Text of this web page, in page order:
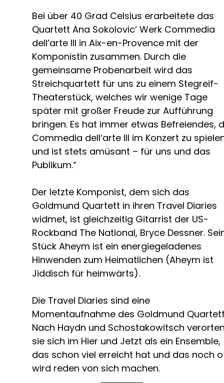
Bei über 40 Grad Celsius erarbeitete das
Quartett Ana Sokolovic‘ Werk Commedia
dell’arte III in Aix-en-Provence mit der
Komponistin zusammen. Durch die
gemeinsame Probenarbeit wird das
Streichquartett für uns zu einem Stegreif-
Theaterstück, welches wir wenige Tage
später mit großer Freude zur Aufführung
bringen. Es hat immer etwas Befreiendes,
Commedia dell‘arte III im Konzert zu
und ist stets amüsant – für uns und das
Publikum.“
Der letzte Komponist, dem sich das
Goldmund Quartett in ihren Travel Diaries
widmet, ist gleichzeitig Gitarrist der US-
Rockband The National, Bryce Dessner.
Stück Aheym ist ein energiegeladenes
Hinwenden zum Heimatlichen (Aheym ist
Jiddisch für heimwärts).
Die Travel Diaries sind eine
Momentaufnahme des Goldmund
Nach Haydn und Schostakowitsch
sie sich im Hier und Jetzt als ein Ensemble,
das schon viel erreicht hat und das noch
wird reden von sich machen.